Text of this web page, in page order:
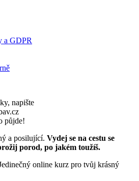
a GDPR
napište
půjde!
a posilující. Vydej se na cestu se
porod, po jakém toužíš.
online kurz pro tvůj krásný